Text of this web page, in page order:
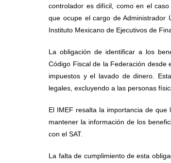
controlador es difícil, como en el
que ocupe el cargo de Administrador
Instituto Mexicano de Ejecutivos de
La obligación de identificar a los
Código Fiscal de la Federación
impuestos y el lavado de dinero.
legales, excluyendo a las personas
El IMEF resalta la importancia de que
mantener la información de los
con el SAT.
La falta de cumplimiento de esta